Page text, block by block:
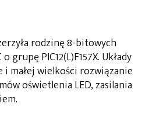
rodzinę 8-bitowych
PIC12(L)F157X. Układy
małej wielkości rozwiązanie
oświetlenia LED, zasilania